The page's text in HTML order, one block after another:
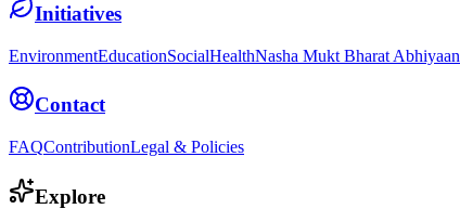
Initiatives
EnvironmentEducationSocialHealthNasha Mukt Bharat Abhiyaan
Contact
FAQContributionLegal & Policies
Explore